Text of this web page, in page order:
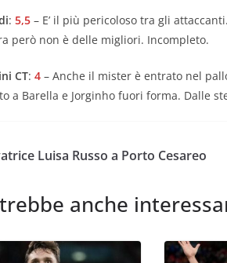
: 5,5 – E’ il più pericoloso tra gli
però non è delle migliori. Incompleto.
CT: 4 – Anche il mister è entrato nel
a Barella e Jorginho fuori forma. Dalle
Luisa Russo a Porto Cesareo
anche